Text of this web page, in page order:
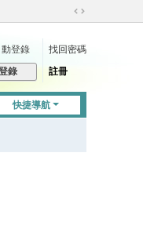
切
到
動登錄
找回密碼
錄 註冊
快捷導航